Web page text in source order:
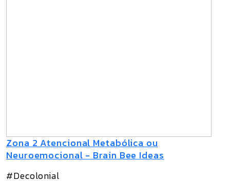
Zona 2 Atencional Metabólica ou
Neuroemocional - Brain Bee Ideas
#Decolonial